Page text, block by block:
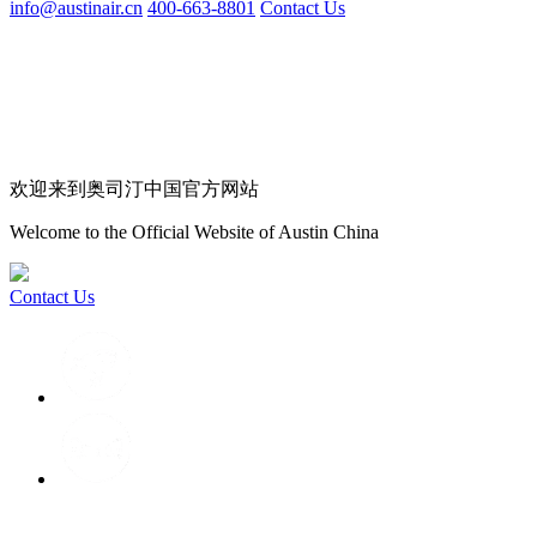
info@austinair.cn 400-663-8801 Contact Us
欢迎来到奥司汀中国官方网站
Welcome to the Official Website of Austin China
Contact Us